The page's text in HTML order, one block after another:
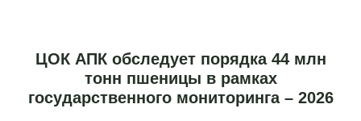
ЦОК АПК обследует порядка 44 млн
тонн пшеницы в рамках
государственного мониторинга – 2026